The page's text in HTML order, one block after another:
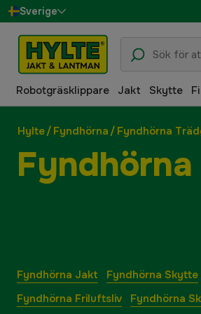
Sverige
Danmark
Suomi
Norge
Deutschland
Robotgräsklippare Jakt Skytte
Hylte/ Fyndhörna / Fyndhörna
Fyndhörna Jakt Fyndhörna Skytte
Fyndhörna Friluftsliv
Fyndhörna